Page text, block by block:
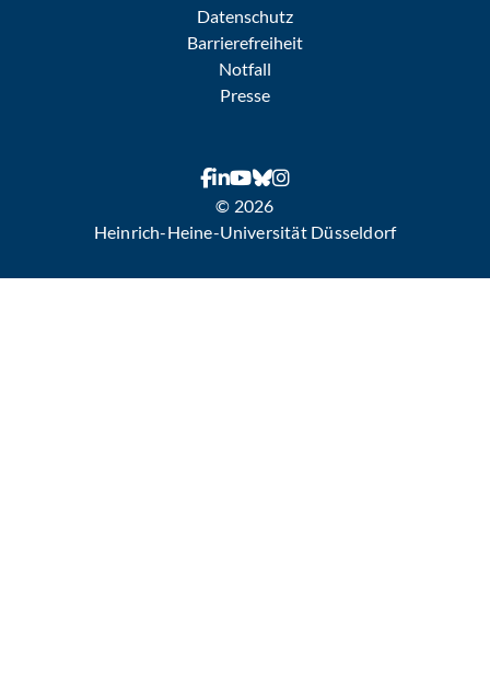
Datenschutz
Barrierefreiheit
Notfall
Presse
© 2026
Heinrich-Heine-Universität Düsseldorf